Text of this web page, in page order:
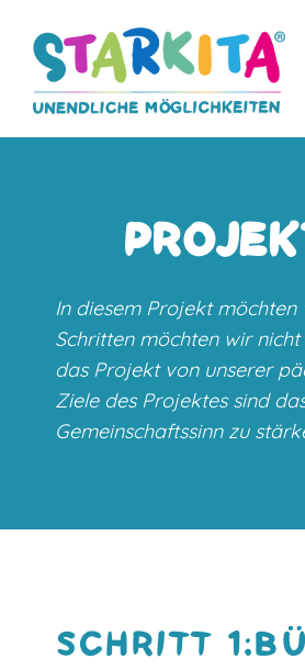
In diesem Projekt
Schritten möchten wir
das Projekt von unserer
Ziele des Projektes sind
Gemeinschaftssinn zu
SCHRITT